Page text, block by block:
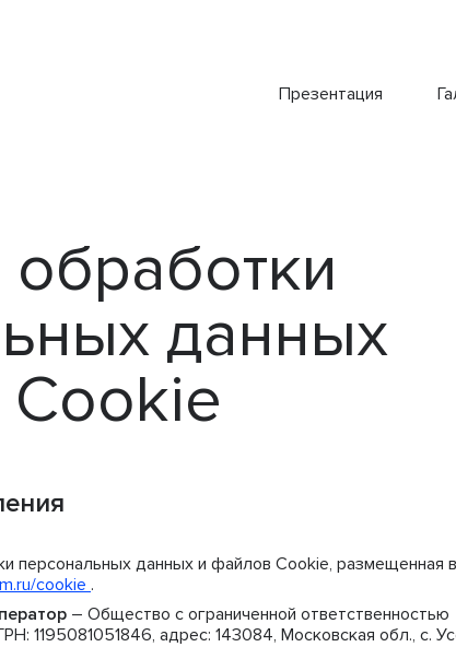
Презентация
данных
персональных данных и файлов Cookie, размещенная
cookie .
– Общество с ограниченной ответственностью
адрес: 143084, Московская обл., с.